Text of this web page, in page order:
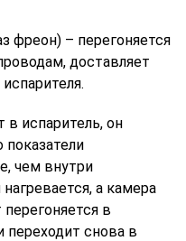
фреон) – перегоняется
доставляет
испаритель, он
показатели
чем внутри
а камера
в
переходит снова в